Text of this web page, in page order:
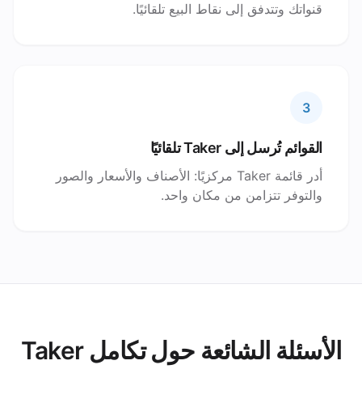
قنواتك وتتدفق إلى نقاط البيع تلقائيًا.
3
القوائم تُرسل إلى Taker تلقائيًا
أدر قائمة Taker مركزيًا: الأصناف والأسعار والصور
والتوفر تتزامن من مكان واحد.
الأسئلة الشائعة حول تكامل Taker